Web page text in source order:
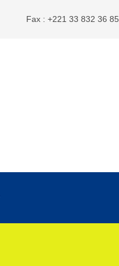
Fax : +221 33 832 36 85